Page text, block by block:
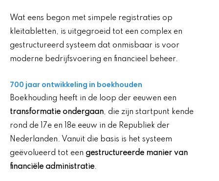
Wat eens begon met simpele registraties op
kleitabletten, is uitgegroeid tot een complex en
gestructureerd systeem dat onmisbaar is voor
moderne bedrijfsvoering en financieel beheer.
700 jaar ontwikkeling in boekhouden
Boekhouding heeft in de loop der eeuwen een
transformatie ondergaan, die zijn startpunt kende
rond de 17e en 18e eeuw in de Republiek der
Nederlanden. Vanuit die basis is het systeem
geëvolueerd tot een gestructureerde manier van
financiële administratie.